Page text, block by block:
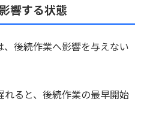
響する状態
後続作業へ影響を与えない
ると、後続作業の最早開始